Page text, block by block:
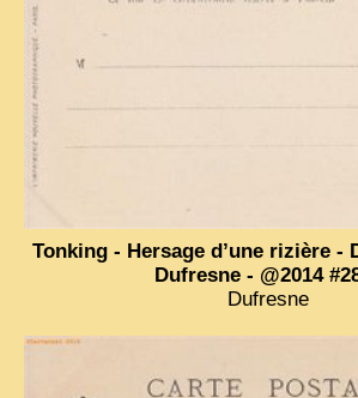
Tonking - Hersage d’une rizière -
Dufresne - @2014
Dufresne